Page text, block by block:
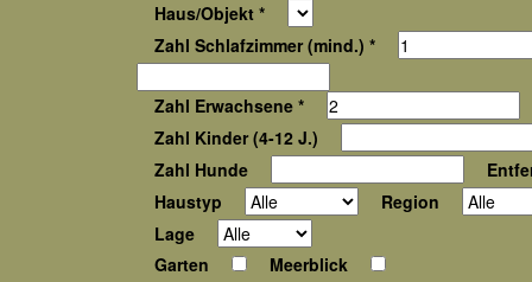
Haus/Objekt *
Zahl Schlafzimmer (mind.) *
Zahl Erwachsene *
Zahl Kinder (4-12 J.)
Zahl Hunde
Haustyp
Region
Lage
Garten
Meerblick